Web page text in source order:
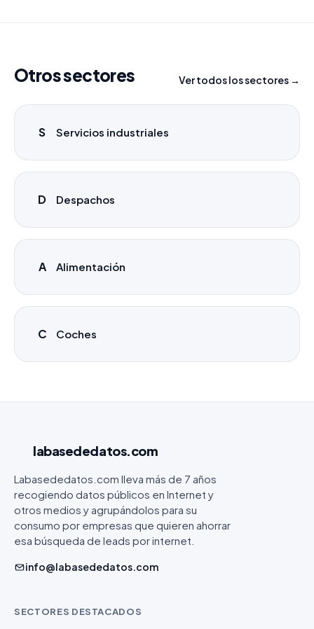
Otros sectores Ver todos los sectores →
S Servicios industriales
D Despachos
A Alimentación
C Coches
labasededatos.com
Labasededatos.com lleva más de 7 años
recogiendo datos públicos en Internet y
otros medios y agrupándolos para su
consumo por empresas que quieren ahorrar
esa búsqueda de leads por internet.
info@labasededatos.com
SECTORES DESTACADOS